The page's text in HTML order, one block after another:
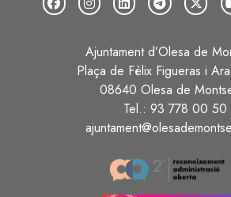
Ajuntament d’Olesa de
Plaça de Fèlix Figueras i
08640 Olesa de
Tel.: 93 778 00 50
Image